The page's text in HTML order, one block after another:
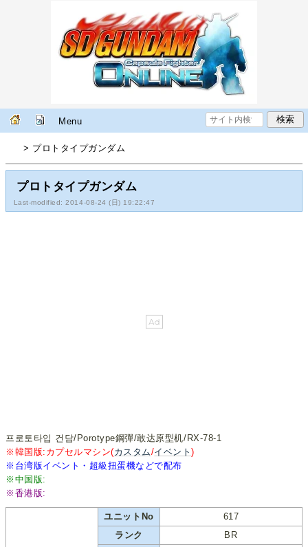
Menu
> プロトタイプガンダム
プロトタイプガンダム
Last-modified: 2014-08-24 (日) 19:22:47
프로토타입 건담/Porotype鋼彈/敢达原型机/RX-78-1
※韓国版:カプセルマシン(カスタム/イベント)
※台湾版イベント・超級扭蛋機などで配布
※中国版:
※香港版:
ユニットNo
617
ランク
BR